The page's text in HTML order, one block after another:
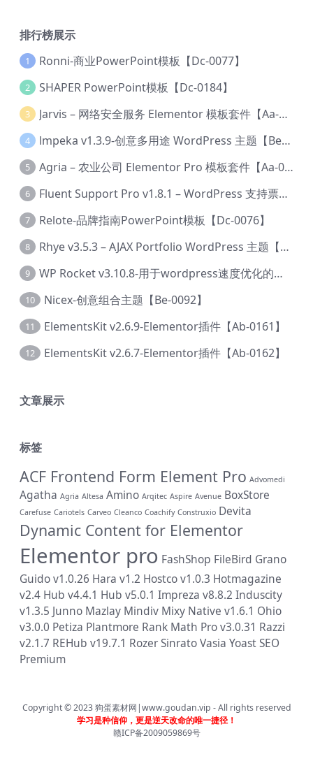
排行榜展示
1 Ronni-商业PowerPoint模板【Dc-0077】
2 SHAPER PowerPoint模板【Dc-0184】
3 Jarvis – 网络安全服务 Elementor 模板套件【Aa-0035】
4 lmpeka v1.3.9-创意多用途 WordPress 主题【Be-0064】
5 Agria – 农业公司 Elementor Pro 模板套件【Aa-0003】
6 Fluent Support Pro v1.8.1 – WordPress 支持票务系统【Cc-0041】
7 Relote-品牌指南PowerPoint模板【Dc-0076】
8 Rhye v3.5.3 – AJAX Portfolio WordPress 主题【Bi-0049】
9 WP Rocket v3.10.8-用于wordpress速度优化的缓存加速插件【Cd-0019】
10 Nicex-创意组合主题【Be-0092】
11 ElementsKit v2.6.9-Elementor插件【Ab-0161】
12 ElementsKit v2.6.7-Elementor插件【Ab-0162】
文章展示
标签
ACF Frontend Form Element Pro Advomedi
Agatha Agria Altesa Amino Arqitec Aspire Avenue BoxStore
Carefuse Cariotels Carveo Cleanco Coachify Construxio Devita
Dynamic Content for Elementor
Elementor pro FashShop FileBird Grano
Guido v1.0.26 Hara v1.2 Hostco v1.0.3 Hotmagazine
v2.4 Hub v4.4.1 Hub v5.0.1 Impreza v8.8.2 Induscity
v1.3.5 Junno Mazlay Mindiv Mixy Native v1.6.1 Ohio
v3.0.0 Petiza Plantmore Rank Math Pro v3.0.31 Razzi
v2.1.7 REHub v19.7.1 RozerSinratoVasia Yoast SEO
Premium
Copyright © 2023狗蛋素材网|www.goudan.vip - All rights reserved
学习是种信仰，更是逆天改命的唯一捷径！
赣ICP备2009059869号